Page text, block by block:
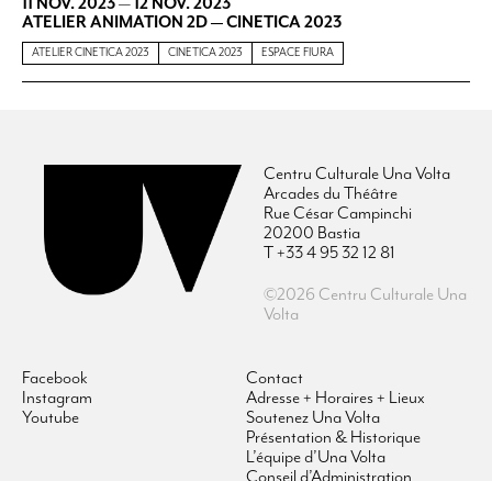
11 NOV. 2023—12 NOV. 2023
ATELIER ANIMATION 2D — CINETICA 2023
ATELIER CINETICA 2023 CINETICA 2023 ESPACE FIURA
Centru Culturale Una Volta
Arcades du Théâtre
Rue César Campinchi
20200 Bastia
T +33 4 95 32 12 81
©2026 Centru Culturale Una
Volta
Facebook
Instagram
Youtube
Contact
Adresse + Horaires + Lieux
Soutenez Una Volta
Présentation & Historique
L’équipe d’Una Volta